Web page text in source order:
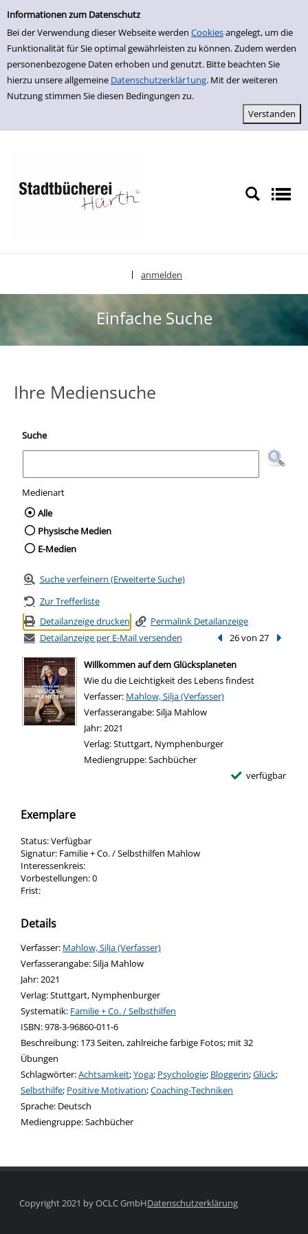
Einfache Suche
Informationen zum Datenschutz
Bei der Verwendung dieser Webseite werden Cookiesangelegt, um die
Funktionalität für Sie optimal gewährleisten zu können. Zudem werden
personenbezogene Daten erhoben und genutzt. Bitte beachten Sie
hierzu unsere allgemeine Datenschutzerklär1ung. Mit der weiteren
Nutzung stimmen Sie diesen Bedingungen zu.
zur Navigation springen
zum Inhalt springen
Zur Detailanzeige springen
anmelden
Einfache Suche
Ihre Mediensuche
Suche
Medienart
Wählen Sie die Medienart nach der Sie
Alle
Physische Medien
E-Medien
Suche verfeinern (Erweiterte Suche)
Zur Trefferliste
Detailanzeige drucken
Permalink Detailanzeige
Detailanzeige per E-Mail versenden
Vorheriger Treffer
26 von 27
Willkommen auf dem Glücksplaneten
Wie du die Leichtigkeit des Lebens findest
Verfasser: Suche nach diesem Verfasser
Mahlow, Silja (Verfasser)
Verfasserangabe:Silja Mahlow
Jahr:2021
Verlag:Stuttgart, Nymphenburger
Mediengruppe:Sachbücher
verfügbar
Exemplare
Status:Verfügbar
Signatur: Familie + Co. / Selbsthilfen Mahlow
Interessenkreis:
Vorbestellungen:0
Frist:
Details
Verfasser: Suche nach diesem Verfasser
Mahlow, Silja (Verfasser)
Verfasserangabe:Silja Mahlow
Jahr:2021
Verlag:Stuttgart, Nymphenburger
opens in new tab
Diesen Link in neuem Tab öffnen
Systematik: Suche nach dieser Systematik
Familie + Co. / Selbsthilfen
Suche nach diesem Interessenskreis
ISBN:978-3-96860-011-6
Beschreibung: 173 Seiten, zahlreiche farbige Fotos; mit 32
Übungen
Schlagwörter:Achtsamkeit;Yoga; Psychologie; Bloggerin;Glück;
Selbsthilfe; Positive Motivation;Coaching-Techniken
Suche nach dieser Beteiligten Person
Sprache: Deutsch
Mediengruppe:Sachbücher
Copyright 2021 by OCLC GmbHDatenschutzerklärung